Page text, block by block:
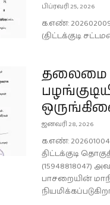
பிப்ரவரி 25, 2026
க.எண்:
(திட்டக்குடி
தலைமை
ஜனவரி 28, 2026
க.எண்:
திட்டக்குடி
(15948818047)
பாசறையின்